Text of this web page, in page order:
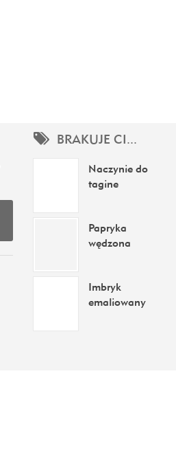
BRAKUJE CI...
Naczynie do
tagine
Papryka
wędzona
Imbryk
emaliowany